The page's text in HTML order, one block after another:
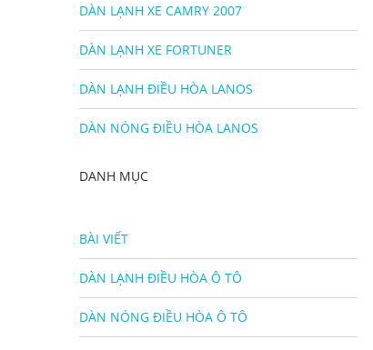
DÀN LẠNH XE CAMRY 2007
DÀN LẠNH XE FORTUNER
DÀN LẠNH ĐIỀU HÒA LANOS
DÀN NÓNG ĐIỀU HÒA LANOS
DANH MỤC
BÀI VIẾT
DÀN LẠNH ĐIỀU HÒA Ô TÔ
DÀN NÓNG ĐIỀU HÒA Ô TÔ